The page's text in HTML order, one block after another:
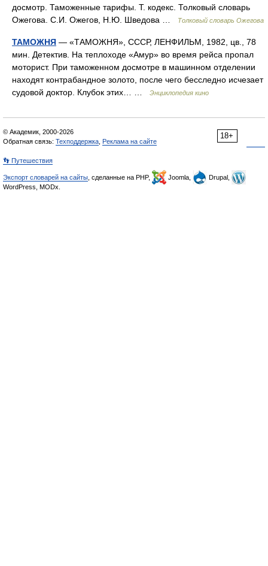
досмотр. Таможенные тарифы. Т. кодекс. Толковый словарь
Ожегова. С.И. Ожегов, Н.Ю. Шведова …
Толковый словарь Ожегова
ТАМОЖНЯ — «ТАМОЖНЯ», СССР, ЛЕНФИЛЬМ, 1982, цв., 78
мин. Детектив. На теплоходе «Амур» во время рейса пропал
моторист. При таможенном досмотре в машинном отделении
находят контрабандное золото, после чего бесследно исчезает
судовой доктор. Клубок этих… …
Энциклопедия кино
18+
© Академик, 2000-2026
Обратная связь: Техподдержка Реклама на сайте
👣 Путешествия
Экспорт словарей на сайты , сделанные на PHP, Joomla,
Drupal,
WordPress, MODx.